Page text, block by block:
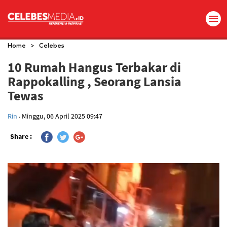
Home > Celebes
10 Rumah Hangus Terbakar di
Rappokalling , Seorang Lansia
Tewas
Rin . Minggu, 06 April 2025 09:47
Share :